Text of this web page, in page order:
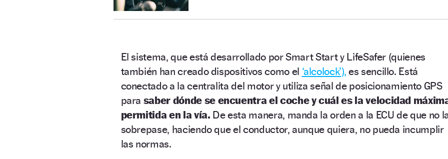
El sistema, que está desarrollado por Smart Start y LifeSafer (quienes
también han creado dispositivos como el ‘alcolock’), es sencillo. Está
conectado a la centralita del motor y utiliza señal de posicionamiento GPS
para saber dónde se encuentra el coche y cuál es la velocidad
permitida en la vía. De esta manera, manda la orden a la ECU de que no
sobrepase, haciendo que el conductor, aunque quiera, no pueda incumplir
las normas.